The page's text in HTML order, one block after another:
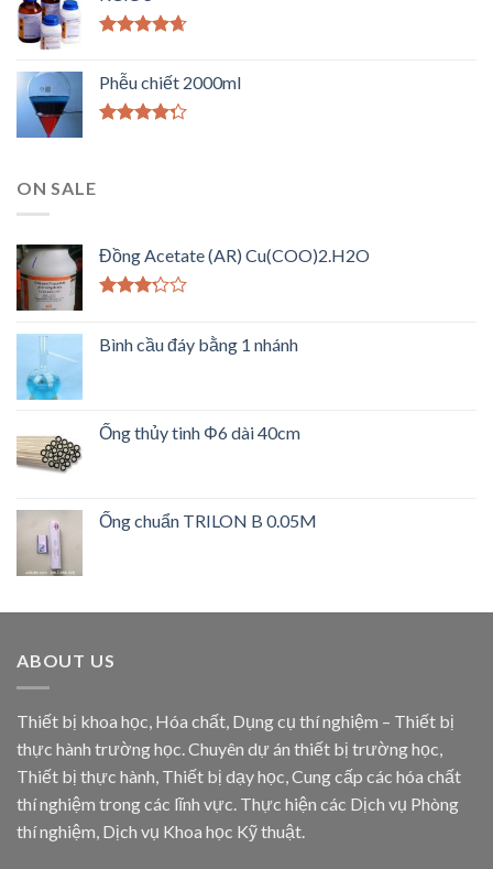
5 sao
Phễu chiết 2000ml
ON SALE
Đồng Acetate (AR) Cu(COO)2.H2O
hạng
Bình cầu đáy bằng 1 nhánh
Ống thủy tinh Φ6 dài 40cm
Ống chuẩn TRILON B 0.05M
ABOUT US
Thiết bị khoa học, Hóa chất, Dụng cụ thí nghiệm – Thiết bị
thực hành trường học. Chuyên dự án thiết bị trường học,
Thiết bị thực hành, Thiết bị dạy học, Cung cấp các hóa chất
thí nghiệm trong các lĩnh vực. Thực hiện các Dịch vụ Phòng
thí nghiệm, Dịch vụ Khoa học Kỹ thuật.